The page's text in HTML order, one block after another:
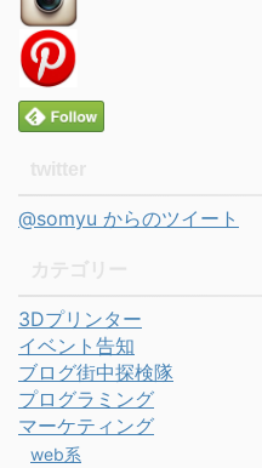
@somyu からのツイート
3Dプリンター
イベント告知
ブログ街中探検隊
プログラミング
マーケティング
web系